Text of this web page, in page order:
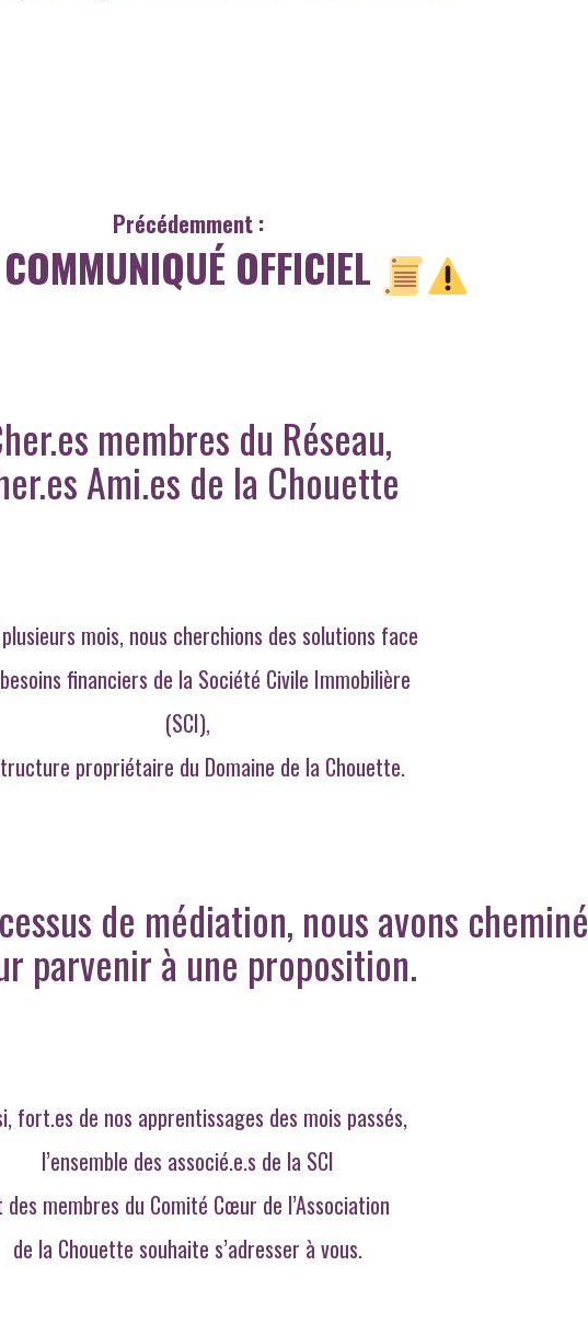
Précédemment :
COMMUNIQUÉ OFFICIEL
membres du Réseau,
Ami.es de la Chouette
mois, nous cherchions des solutions face
financiers de la Société Civile Immobilière
(SCI),
propriétaire du Domaine de la Chouette.
de médiation, nous avons cheminé
parvenir à une proposition.
fort.es de nos apprentissages des mois passés,
l’ensemble des associé.e.s de la SCI
des membres du Comité Cœur de l’Association
de la Chouette souhaite s’adresser à vous.